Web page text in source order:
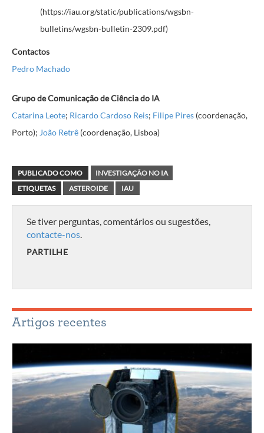
(https://iau.org/static/publications/wgsbn-
bulletins/wgsbn-bulletin-2309.pdf)
Contactos
Pedro Machado
Grupo de Comunicação de Ciência do IA
Catarina Leote; Ricardo Cardoso Reis; Filipe Pires (coordenação,
Porto); João Retrê (coordenação, Lisboa)
PUBLICADO COMO
INVESTIGAÇÃO NO IA
ETIQUETAS
ASTEROIDE IAU
Se tiver perguntas, comentários ou sugestões,
contacte-nos
PARTILHE
Artigos recentes